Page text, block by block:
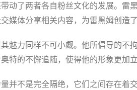
动了两者各自粉丝文化的发展。
媒体分享相关内容，为雷黑姆创造
魅力同样不可小觑。他所倡导的
特的不懈追随，使得他的形象更加立
并不是完全隔绝，它们之间存在着